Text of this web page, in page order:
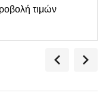
τιμών